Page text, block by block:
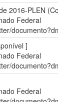
2016-PLEN
Federal
]
Federal
Federal